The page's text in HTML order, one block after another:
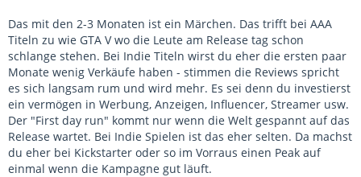
Das mit den 2-3 Monaten ist ein Märchen. Das trifft bei AAA
Titeln zu wie GTA V wo die Leute am Release tag schon
schlange stehen. Bei Indie Titeln wirst du eher die ersten paar
Monate wenig Verkäufe haben - stimmen die Reviews spricht
es sich langsam rum und wird mehr. Es sei denn du investierst
ein vermögen in Werbung, Anzeigen, Influencer, Streamer usw.
Der "First day run" kommt nur wenn die Welt gespannt auf das
Release wartet. Bei Indie Spielen ist das eher selten. Da machst
du eher bei Kickstarter oder so im Vorraus einen Peak auf
einmal wenn die Kampagne gut läuft.